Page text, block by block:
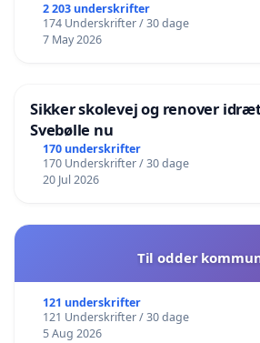
2 203 underskrifter
174 Underskrifter / 30 dage
7 May 2026
Sikker skolevej og renover
Svebølle nu
170 underskrifter
170 Underskrifter / 30 dage
20 Jul 2026
Til odder
121 underskrifter
121 Underskrifter / 30 dage
5 Aug 2026